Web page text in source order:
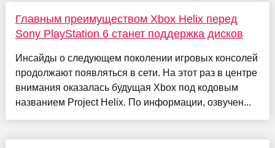
Главным преимуществом Xbox Helix перед
Sony PlayStation 6 станет поддержка дисков
Инсайды о следующем поколении игровых консолей
продолжают появляться в сети. На этот раз в центре
внимания оказалась будущая Xbox под кодовым
названием Project Helix. По информации, озвучен...